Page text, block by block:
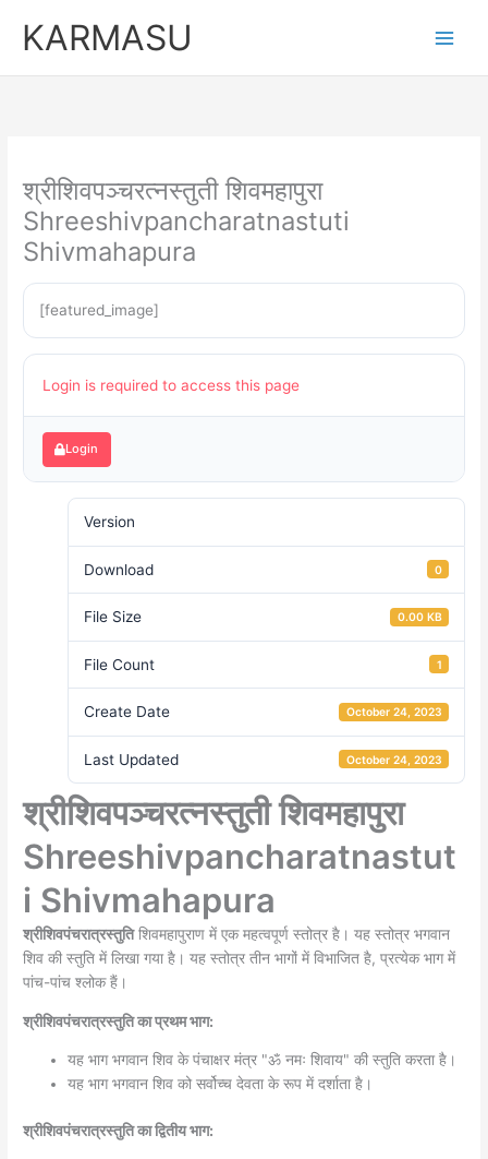
KARMASU
श्रीशिवपञ्चरत्नस्तुती शिवमहापुरा
Shreeshivpancharatnastuti
Shivmahapura
[featured_image]
Login is required to access this page
Login
Version
Download 0
File Size 0.00 KB
File Count 1
Create Date October 24, 2023
Last Updated October 24, 2023
श्रीशिवपञ्चरत्नस्तुती शिवमहापुरा
Shreeshivpancharatnastut
i Shivmahapura
श्रीशिवपंचरात्रस्तुतिशिवमहापुराण में एक महत्वपूर्ण स्तोत्र है। यह स्तोत्र भगवान
शिव की स्तुति में लिखा गया है। यह स्तोत्र तीन भागों में विभाजित है, प्रत्येक भाग में
पांच-पांच श्लोक हैं।
श्रीशिवपंचरात्रस्तुति का प्रथम भाग:
यह भाग भगवान शिव के पंचाक्षर मंत्र "ॐ नमः शिवाय" की स्तुति करता है।
यह भाग भगवान शिव को सर्वोच्च देवता के रूप में दर्शाता है।
श्रीशिवपंचरात्रस्तुति का द्वितीय भाग: